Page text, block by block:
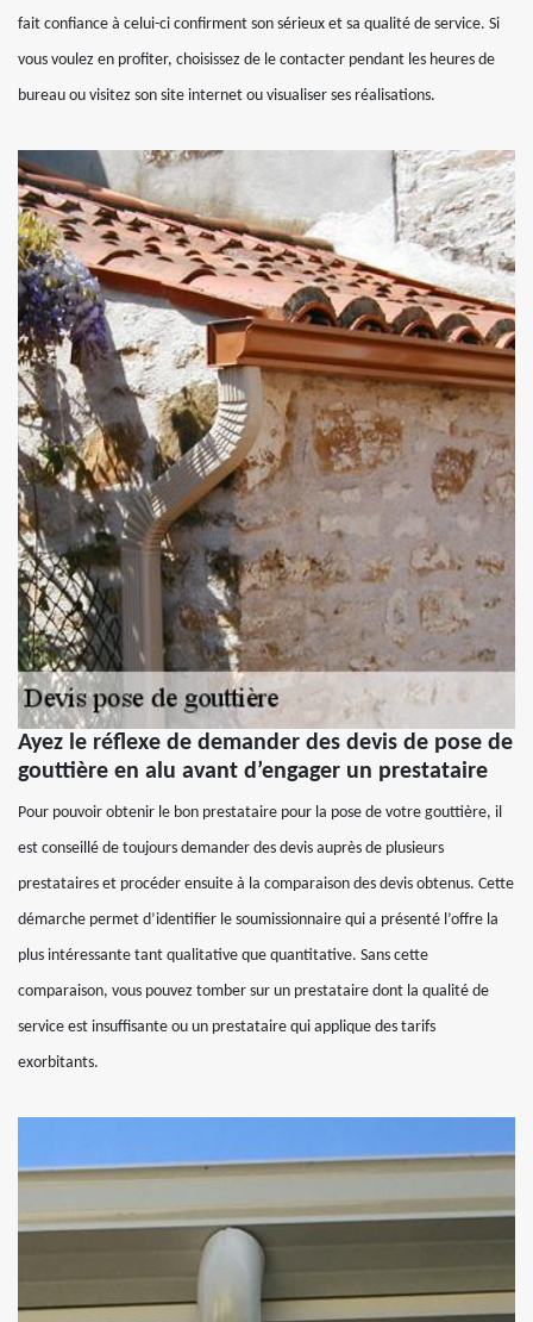
fait confiance à celui-ci confirment son sérieux et sa qualité de service. Si
vous voulez en profiter, choisissez de le contacter pendant les heures de
bureau ou visitez son site internet ou visualiser ses réalisations.
Ayez le réflexe de demander des devis de pose de
gouttière en alu avant d’engager un prestataire
Pour pouvoir obtenir le bon prestataire pour la pose de votre gouttière, il
est conseillé de toujours demander des devis auprès de plusieurs
prestataires et procéder ensuite à la comparaison des devis obtenus. Cette
démarche permet d’identifier le soumissionnaire qui a présenté l’offre la
plus intéressante tant qualitative que quantitative. Sans cette
comparaison, vous pouvez tomber sur un prestataire dont la qualité de
service est insuffisante ou un prestataire qui applique des tarifs
exorbitants.